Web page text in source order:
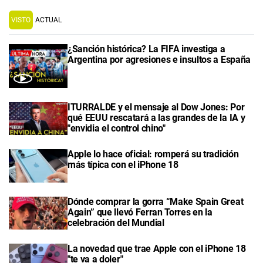
VISTO ACTUAL
¿Sanción histórica? La FIFA investiga a
Argentina por agresiones e insultos a España
ITURRALDE y el mensaje al Dow Jones: Por
qué EEUU rescatará a las grandes de la IA y
"envidia el control chino"
Apple lo hace oficial: romperá su tradición
más típica con el iPhone 18
Dónde comprar la gorra “Make Spain Great
Again” que llevó Ferran Torres en la
celebración del Mundial
La novedad que trae Apple con el iPhone 18
"te va a doler"